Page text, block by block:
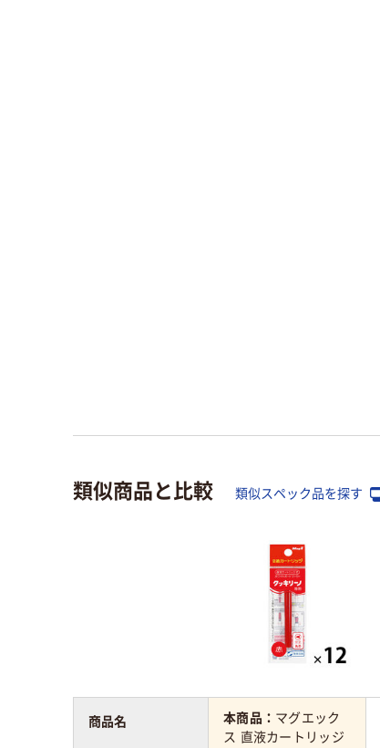
類似商品と比較 類似スペック品を探す
本商品： マグエック
ス 直液カートリッジ
商品名